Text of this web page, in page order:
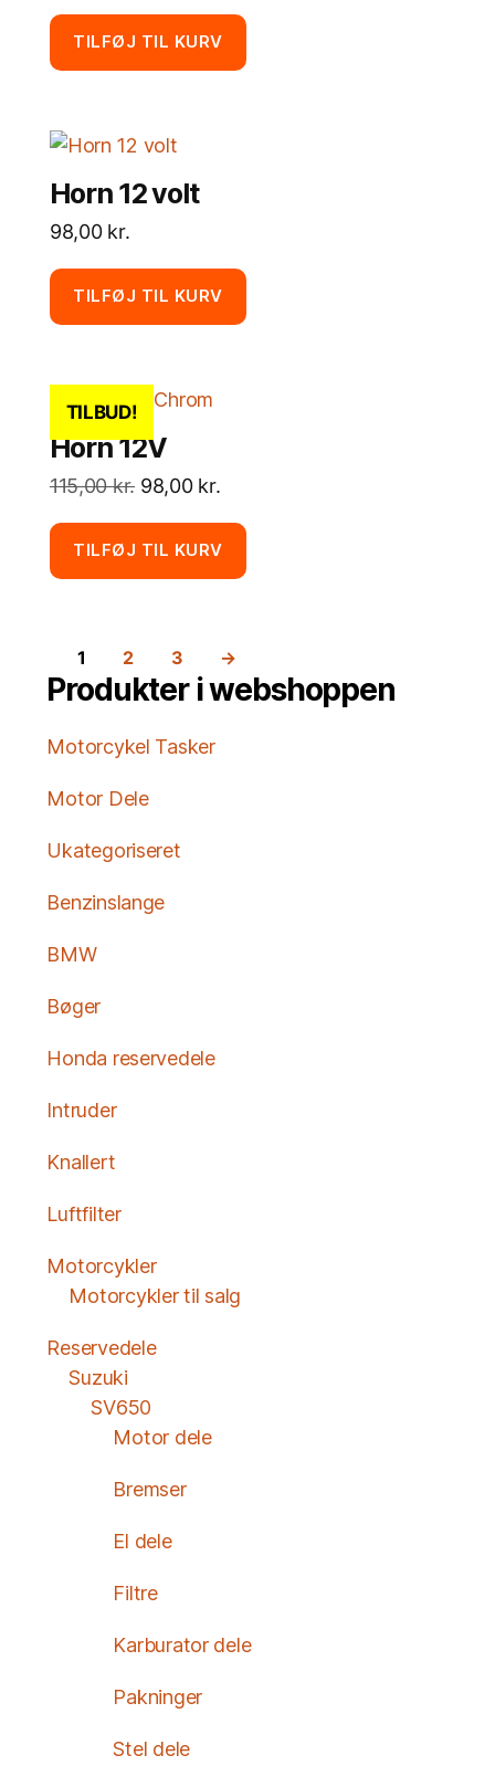
TILFØJ TIL KURV
Horn 12 volt
98,00 kr.
TILFØJ TIL KURV
TILBUD!
Horn 12V
115,00kr. Den
pris
var:
98,00 kr.
pris
er:
TILFØJ TIL KURV
1 2 3 →
Produkter i webshoppen
Motorcykel Tasker
Motor Dele
Ukategoriseret
Benzinslange
BMW
Bøger
Honda reservedele
Intruder
Knallert
Luftfilter
Motorcykler
Motorcykler til salg
Reservedele
Suzuki
SV650
Motor dele
Bremser
El dele
Filtre
Karburator dele
Pakninger
Stel dele